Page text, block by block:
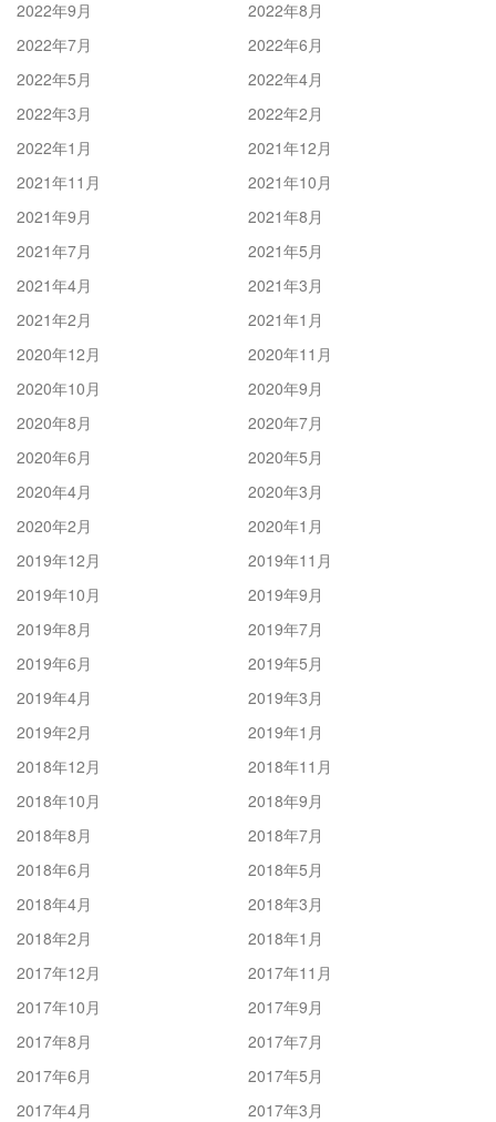
2022年9月
2022年8月
2022年7月
2022年6月
2022年5月
2022年4月
2022年3月
2022年2月
2022年1月
2021年12月
2021年11月
2021年10月
2021年9月
2021年8月
2021年7月
2021年5月
2021年4月
2021年3月
2021年2月
2021年1月
2020年12月
2020年11月
2020年10月
2020年9月
2020年8月
2020年7月
2020年6月
2020年5月
2020年4月
2020年3月
2020年2月
2020年1月
2019年12月
2019年11月
2019年10月
2019年9月
2019年8月
2019年7月
2019年6月
2019年5月
2019年4月
2019年3月
2019年2月
2019年1月
2018年12月
2018年11月
2018年10月
2018年9月
2018年8月
2018年7月
2018年6月
2018年5月
2018年4月
2018年3月
2018年2月
2018年1月
2017年12月
2017年11月
2017年10月
2017年9月
2017年8月
2017年7月
2017年6月
2017年5月
2017年4月
2017年3月